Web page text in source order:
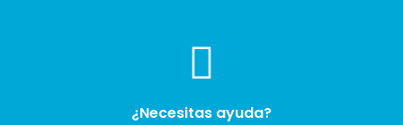
¿Necesitas ayuda?